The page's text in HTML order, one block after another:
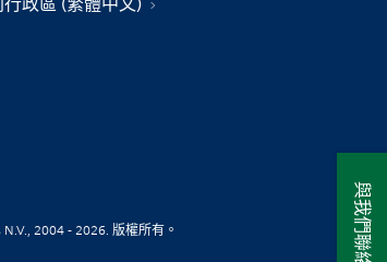
與我們聯絡
2004 - 2026. 版權所有。